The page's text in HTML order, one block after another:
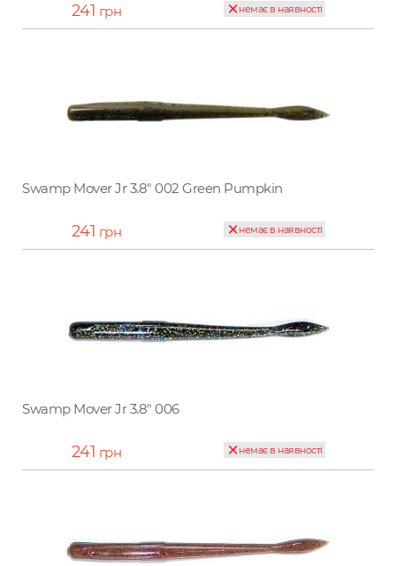
241 грн немає в наявності
Swamp Mover Jr 3.8" 002 Green Pumpkin
241 грн немає в наявності
Swamp Mover Jr 3.8" 006
241 грн немає в наявності